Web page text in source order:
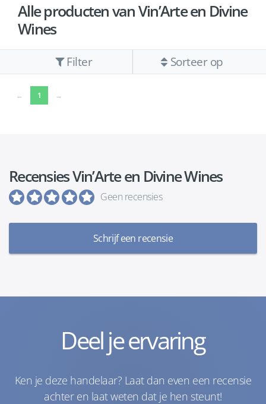
Alle producten van Vin’Arte en Divine
Wines
Filter Sorteer op
← 1 (current)
→
Recensies Vin’Arte en Divine Wines
Geen recensies
Schrijf een recensie
Deel je ervaring
Ken je deze handelaar? Laat dan even een recensie
achter en laat weten dat je hen steunt!